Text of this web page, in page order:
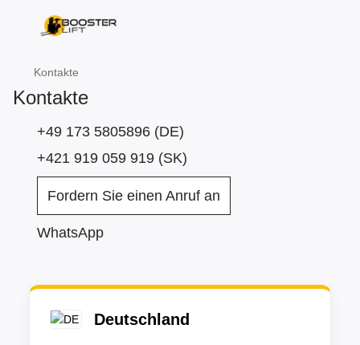
Kontakte
Kontakte
+49 173 5805896 (DE)
+421 919 059 919 (SK)
Fordern Sie einen Anruf an
WhatsApp
Deutschland